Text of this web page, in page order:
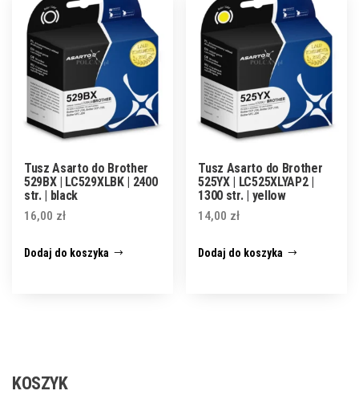
Tusz Asarto do Brother
529BX | LC529XLBK | 2400
str. | black
16,00 zł
Dodaj do koszyka
Tusz Asarto do Brother
525YX | LC525XLYAP2 |
1300 str. | yellow
14,00 zł
Dodaj do koszyka
KOSZYK